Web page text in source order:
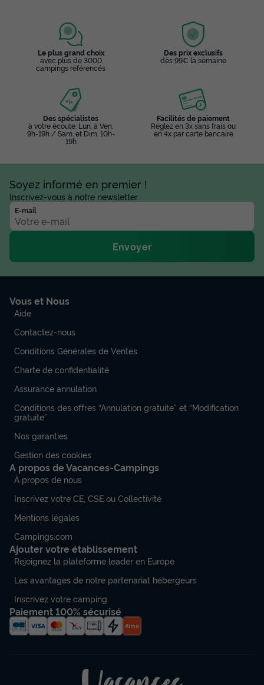
Réfrigérateur
+ 4
MOBILHOME 6 personnes - BANDIDO CONFORT 3CH 6P
29/08/2026
Meilleur prix pour 7 nuits
Modifier les dates
MOBILHOME 6 personnes - CAPELADO
Surface
37m² 6
Climatisation Animaux autorisés *
Réfrigérateur
+ 4
MOBILHOME 6 personnes - CAPELADO PRESTIGE 3CH 6P
CLIM
du29/08/2026au
Meilleur prix pour 7 nuits
Modifier les dates
MOBILHOME 6 personnes - CAPELADO
PRESTIGE 3CH 6P CLIM
Le plus grand choix
avec plus de 3000
campings référencés
Des prix exclusifs
dès 99€ la semaine
Des spécialistes
à votre écoute: Lun. à Ven.
9h-19h / Sam. et Dim. 10h-
19h
Facilités de paiement
Réglez en 3x sans frais ou
en 4x par carte bancaire
Soyez informé en premier !
Inscrivez-vous à notre newsletter
E-mail
Envoyer
Vous et Nous
Aide
Contactez-nous
Conditions Générales de Ventes
Charte de confidentialité
Assurance annulation
Conditions des offres “Annulation gratuite” et “Modification
gratuite”
Nos garanties
Gestion des cookies
A propos de Vacances-Campings
À propos de nous
Inscrivez votre CE, CSE ou Collectivité
Mentions légales
Campings.com
Ajouter votre établissement
Rejoignez la plateforme leader en Europe
Les avantages de notre partenariat hébergeurs
Inscrivez votre camping
Paiement 100% sécurisé